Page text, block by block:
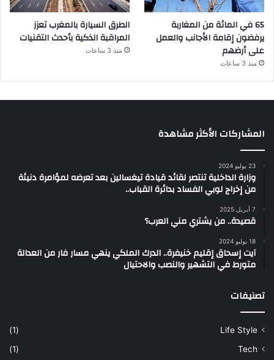
65 في المائة من المغاربة
يرفضون إقامة الأجانب والعمل
على أرضهم
منذ 3 ساعات
الطرق السيارة بالمغرب تعزز
المراقبة الذكية بأحدث التقنيات
منذ 3 ساعات
المشاركات الأكثر مشاهدة
23 يوليو 2024
وزارة الداخلية تنتصر لقائد قيادة تيغسالين بعد تعرضه لمؤامرة دنيئة
من إخراج لوبي الفساد بدائرة القباب..
7 أبريل 2025
قصيدة.. من يشتري مني العرب؟
18 يوليو 2024
آيت إسحاق إقليم خنيفرة.. الدرك الملكي ينهي مسار فار من العدالة
متورط في التشهير والنصب والاحتيال
تصنيفات
Life Style
(1)
Tech
(1)